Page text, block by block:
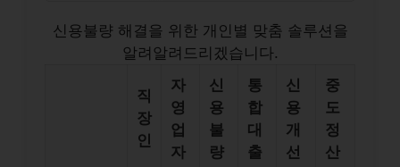
신용불량 해결을 위한 개인별 맞춤 솔루션을
알려알려드리겠습니다.
직
장
인
자
영
업
자
신
용
불
량
통
합
대
출
신
용
개
선
중
도
정
산